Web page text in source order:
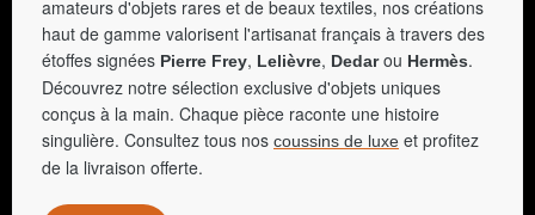
amateurs d'objets rares et de beaux textiles, nos créations
haut de gamme valorisent l'artisanat français à travers des
étoffes signées Pierre Frey, Lelièvre, Dedarou Hermès.
Découvrez notre sélection exclusive d'objets uniques
conçus à la main. Chaque pièce raconte une histoire
singulière. Consultez tous nos coussins de luxe et profitez
de la livraison offerte.